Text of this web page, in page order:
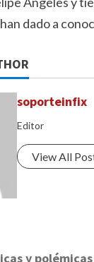
dado a
soporteinfix
Editor
View All
y